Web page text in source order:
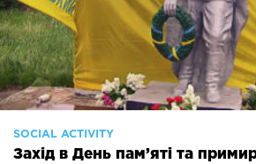
SOCIAL ACTIVITY
Захід в День пам’яті та